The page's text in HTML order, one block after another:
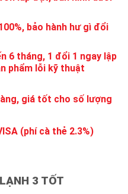
bảo hành hư gì đổi
6 tháng, 1 đổi 1 ngay lập
phẩm lỗi kỹ thuật
giá tốt cho số lượng
(phí cà thẻ 2.3%)
3 TỐT